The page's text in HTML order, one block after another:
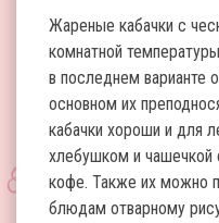
Жареные кабачки с
комнатной
в последнем варианте
основном их
кабачки хороши и для
хлебушком и чашечкой
кофе. Также их можно
блюдам отварному